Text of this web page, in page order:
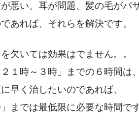
悪い、耳が問題、髪の毛がパ
あれば、それらを解決です。
欠いては効果はでません。。
１時～３時」までの６時間は、
早く治したいのであれば、
」までは最低限に必要な時間で